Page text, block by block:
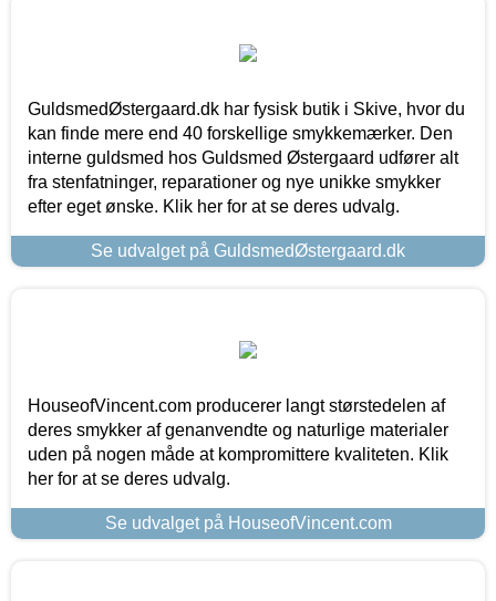
GuldsmedØstergaard.dk har fysisk butik i Skive, hvor du
kan finde mere end 40 forskellige smykkemærker. Den
interne guldsmed hos Guldsmed Østergaard udfører alt
fra stenfatninger, reparationer og nye unikke smykker
efter eget ønske. Klik her for at se deres udvalg.
Se udvalget på GuldsmedØstergaard.dk
HouseofVincent.com producerer langt størstedelen af
deres smykker af genanvendte og naturlige materialer
uden på nogen måde at kompromittere kvaliteten. Klik
her for at se deres udvalg.
Se udvalget på HouseofVincent.com